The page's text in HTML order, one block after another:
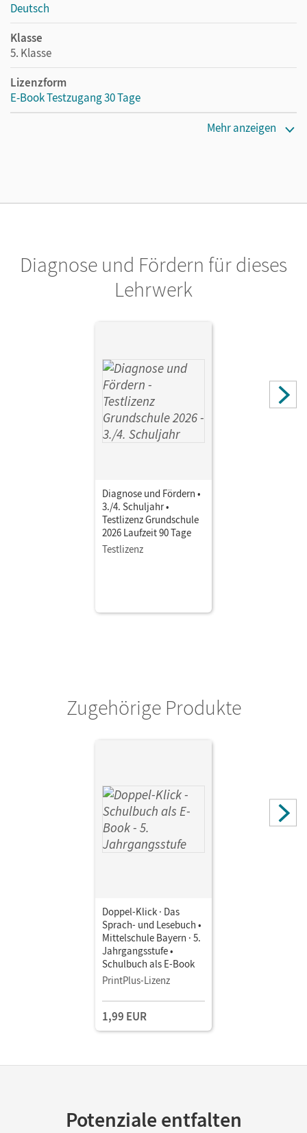
Deutsch
Klasse
5. Klasse
Lizenzform
E-Book Testzugang 30 Tage
Herausgeber/-in
Scharfe, Astrid
Möller, Bernhard; Vogel, Brigitte; Leipold, Sylvelin; Potyra,
Petra; Grond, Ulrike
Mehr anzeigen
Diagnose und Fördern für dieses
Lehrwerk
Diagnose und Fördern •
3./4. Schuljahr •
Testlizenz Grundschule
2026 Laufzeit 90 Tage
Testlizenz
Zugehörige Produkte
Doppel-Klick · Das
Sprach- und Lesebuch •
Mittelschule Bayern · 5.
Jahrgangsstufe •
Schulbuch als E-Book
PrintPlus-Lizenz
1,99 EUR
Potenziale entfalten